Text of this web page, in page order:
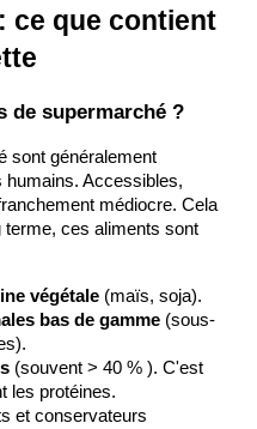
ce que contient
de supermarché ?
sont généralement
humains. Accessibles,
médiocre. Cela
terme, ces aliments sont
végétale (maïs, soja).
bas de gamme (sous-
(souvent > 40 % ). C'est
les protéines.
et conservateurs